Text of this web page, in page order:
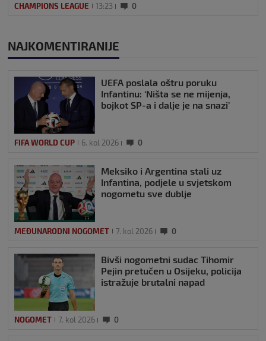
CHAMPIONS LEAGUE 13:23 0
NAJKOMENTIRANIJE
UEFA poslala oštru poruku
Infantinu: ‘Ništa se ne mijenja,
bojkot SP-a i dalje je na snazi’
FIFA WORLD CUP 6. kol 2026 0
Meksiko i Argentina stali uz
Infantina, podjele u svjetskom
nogometu sve dublje
MEĐUNARODNI NOGOMET 7. kol 2026 0
Bivši nogometni sudac Tihomir
Pejin pretučen u Osijeku, policija
istražuje brutalni napad
NOGOMET 7. kol 2026 0